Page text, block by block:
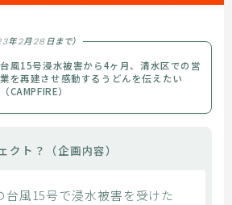
年2月28日まで）
台風15号浸水被害から4ヶ月、清水区での営
業を再建させ感動するうどんを伝えたい
（CAMPFIRE）
クト？ （企画内容）
台風15号で浸水被害を受けた